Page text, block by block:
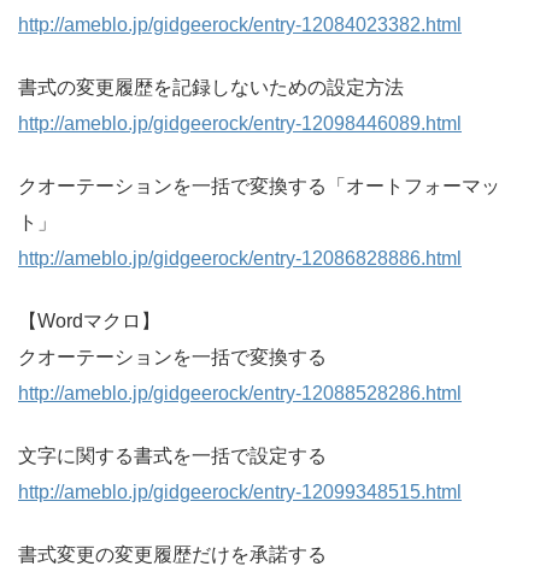
http://ameblo.jp/gidgeerock/entry-12084023382.html
書式の変更履歴を記録しないための設定方法
http://ameblo.jp/gidgeerock/entry-12098446089.html
クオーテーションを一括で変換する「オートフォーマッ
ト」
http://ameblo.jp/gidgeerock/entry-12086828886.html
【Wordマクロ】
クオーテーションを一括で変換する
http://ameblo.jp/gidgeerock/entry-12088528286.html
文字に関する書式を一括で設定する
http://ameblo.jp/gidgeerock/entry-12099348515.html
書式変更の変更履歴だけを承諾する